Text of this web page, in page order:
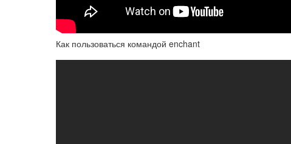
Как пользоваться командой enchant